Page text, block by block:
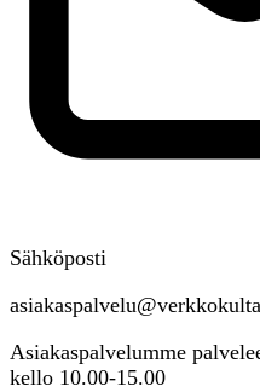
Sähköposti
Asiakaspalvelumme
kello 10.00-15.00